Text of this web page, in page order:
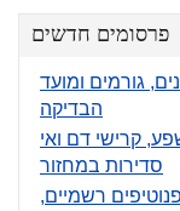
פרסומים חדשים
גורמים ומועד
הבדיקה
קרישי דם ואי
סדירות במחזור
רשמיים,